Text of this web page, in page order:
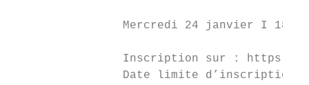
Mercredi 24 janvier I 18h
Inscription sur :
Date limite d’inscription